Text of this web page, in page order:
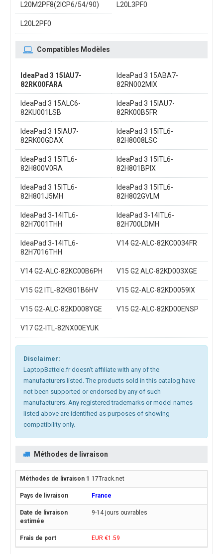
L20M2PF8(2ICP6/54/90) L20L3PF0
L20L2PF0
Compatibles Modèles
IdeaPad 3 15IAU7-
82RK00FARA
IdeaPad 3 15ABA7-
82RN002MIX
IdeaPad 3 15ALC6-
82KU001LSB
IdeaPad 3 15IAU7-
82RK00B5FR
IdeaPad 3 15IAU7-
82RK00GDAX
IdeaPad 3 15ITL6-
82H8008LSC
IdeaPad 3 15ITL6-
82H800V0RA
IdeaPad 3 15ITL6-
82H801BPIX
IdeaPad 3 15ITL6-
82H801J5MH
IdeaPad 3 15ITL6-
82H802GVLM
IdeaPad 3-14ITL6-
82H7001THH
IdeaPad 3-14ITL6-
82H700LDMH
IdeaPad 3-14ITL6-
82H7016THH
V14 G2-ALC-82KC0034FR
V14 G2-ALC-82KC00B6PH V15 G2 ALC-82KD003XGE
V15 G2 ITL-82KB01B6HV V15 G2-ALC-82KD0059IX
V15 G2-ALC-82KD008YGE V15 G2-ALC-82KD00ENSP
V17 G2-ITL-82NX00EYUK
Disclaimer:
LaptopBatteie.fr doesn't affiliate with any of the
manufacturers listed. The products sold in this catalog have
not been supported or endorsed by any of such
manufacturers. Any registered trademarks or model names
listed above are identified as purposes of showing
compatibility only.
Méthodes de livraison
17Track.net
France
9-14 jours ouvrables
EUR €1.59